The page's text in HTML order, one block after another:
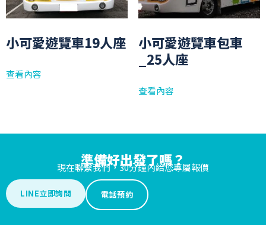
小可愛遊覽車19人座
查看內容
小可愛遊覽車包車
_25人座
查看內容
準備好出發了嗎？
現在聯繫我們，30分鐘內給您專屬報價
LINE立即詢問 電話預約